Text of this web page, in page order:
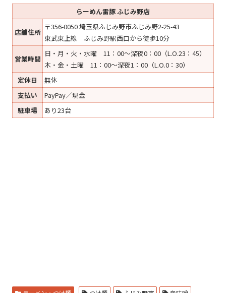
らーめん雷豚 ふじみ野店
店舗住所
〒356-0050 埼玉県ふじみ野市ふじみ野2-25-43
東武東上線 ふじみ野駅西口から徒歩10分
営業時間
日・月・火・水曜 11：00～深夜0：00（L.O.23：45）
木・金・土曜 11：00～深夜1：00（L.O.0：30）
定休日
無休
支払い
PayPay／現金
駐車場
あり23台